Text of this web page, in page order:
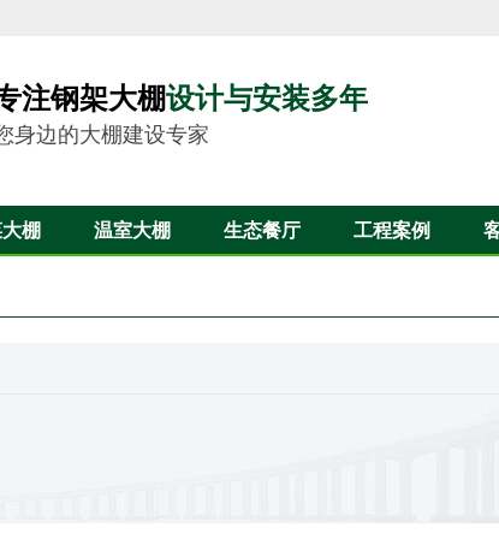
注钢架大棚设计与安装多年
身边的大棚建设专家
棚 温室大棚 生态餐厅 工程案例